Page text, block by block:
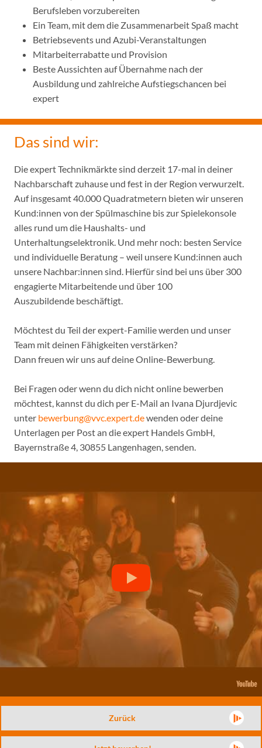
Berufsleben vorzubereiten
Ein Team, mit dem die Zusammenarbeit Spaß macht
Betriebsevents und Azubi-Veranstaltungen
Mitarbeiterrabatte und Provision
Beste Aussichten auf Übernahme nach der
Ausbildung und zahlreiche Aufstiegschancen bei
expert
Das sind wir:
Die expert Technikmärkte sind derzeit 17-mal in deiner
Nachbarschaft zuhause und fest in der Region verwurzelt.
Auf insgesamt 40.000 Quadratmetern bieten wir unseren
Kund:innen von der Spülmaschine bis zur Spielekonsole
alles rund um die Haushalts- und
Unterhaltungselektronik. Und mehr noch: besten Service
und individuelle Beratung – weil unsere Kund:innen auch
unsere Nachbar:innen sind. Hierfür sind bei uns über 300
engagierte Mitarbeitende und über 100
Auszubildende beschäftigt.
Möchtest du Teil der expert-Familie werden und unser
Team mit deinen Fähigkeiten verstärken?
Dann freuen wir uns auf deine Online-Bewerbung.
Bei Fragen oder wenn du dich nicht online bewerben
möchtest, kannst du dich per E-Mail an Ivana Djurdjevic
unter bewerbung@vvc.expert.dewenden oder deine
Unterlagen per Post an die expert Handels GmbH,
Bayernstraße 4, 30855 Langenhagen, senden.
Zurück